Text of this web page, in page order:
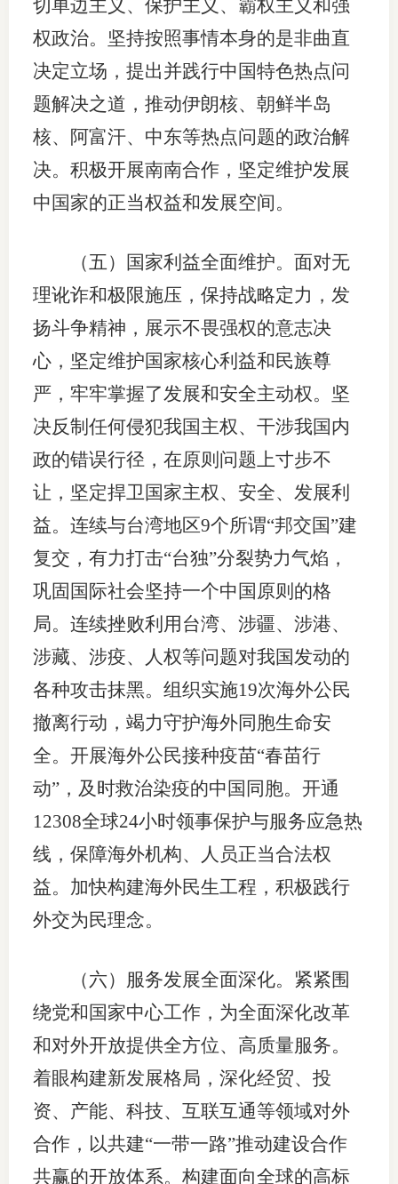
切单边主义、保护主义、霸权主义和强
权政治。坚持按照事情本身的是非曲直
决定立场，提出并践行中国特色热点问
题解决之道，推动伊朗核、朝鲜半岛
核、阿富汗、中东等热点问题的政治解
决。积极开展南南合作，坚定维护发展
中国家的正当权益和发展空间。
（五）国家利益全面维护。面对无
理讹诈和极限施压，保持战略定力，发
扬斗争精神，展示不畏强权的意志决
心，坚定维护国家核心利益和民族尊
严，牢牢掌握了发展和安全主动权。坚
决反制任何侵犯我国主权、干涉我国内
政的错误行径，在原则问题上寸步不
让，坚定捍卫国家主权、安全、发展利
益。连续与台湾地区9个所谓“邦交国”建
复交，有力打击“台独”分裂势力气焰，
巩固国际社会坚持一个中国原则的格
局。连续挫败利用台湾、涉疆、涉港、
涉藏、涉疫、人权等问题对我国发动的
各种攻击抹黑。组织实施19次海外公民
撤离行动，竭力守护海外同胞生命安
全。开展海外公民接种疫苗“春苗行
动”，及时救治染疫的中国同胞。开通
12308全球24小时领事保护与服务应急热
线，保障海外机构、人员正当合法权
益。加快构建海外民生工程，积极践行
外交为民理念。
（六）服务发展全面深化。紧紧围
绕党和国家中心工作，为全面深化改革
和对外开放提供全方位、高质量服务。
着眼构建新发展格局，深化经贸、投
资、产能、科技、互联互通等领域对外
合作，以共建“一带一路”推动建设合作
共赢的开放体系。构建面向全球的高标